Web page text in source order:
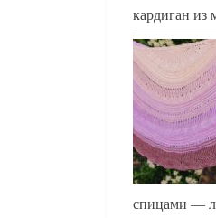
кардиган
спицами —